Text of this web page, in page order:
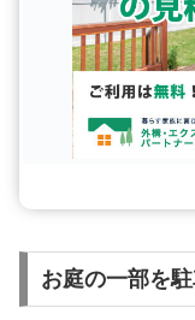
お庭の一部を